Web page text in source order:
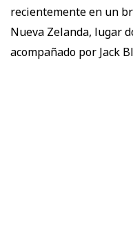
recientemente en un
Nueva Zelanda, lugar
acompañado por Jack